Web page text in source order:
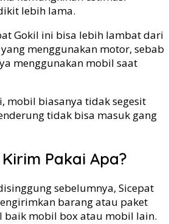
lebih lama.
Gokil ini bisa lebih lambat dari
menggunakan motor, sebab
menggunakan mobil saat
mobil biasanya tidak segesit
tidak bisa masuk gang
Pakai Apa?
sebelumnya, Sicepat
barang atau paket
baik mobil box atau mobil lain.